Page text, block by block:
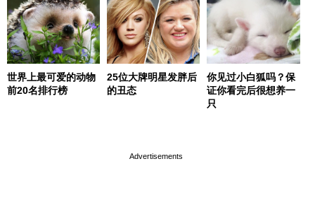
世界上最可爱的动物
前20名排行榜
25位大牌明星发胖后
的丑态
你见过小白狐吗？保
证你看完后很想养一
只